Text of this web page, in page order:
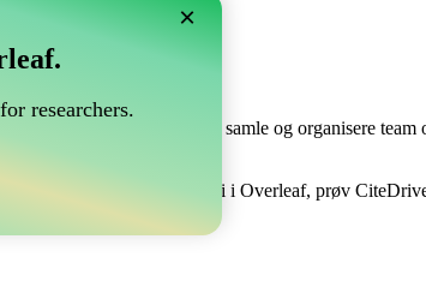
være perfekt! Det lar deg samle og organisere team
å håndtere din bibliografi i Overleaf, prøv
×
researchers.